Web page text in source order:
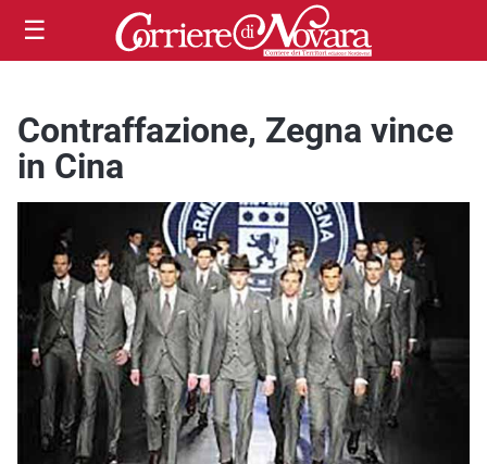
☰
Contraffazione, Zegna vince
in Cina